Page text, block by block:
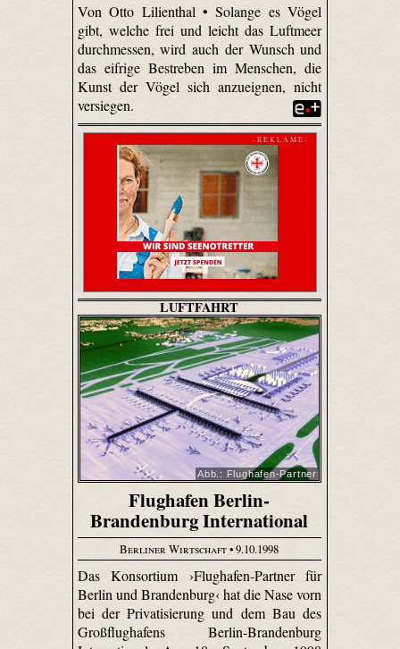
Von Otto Lilienthal • Solange es Vögel
gibt, welche frei und leicht das Luftmeer
durchmessen, wird auch der Wunsch und
das eifrige Bestreben im Menschen, die
Kunst der Vögel sich anzueignen, nicht
versiegen.
- R E K L A M E -
LUFTFAHRT
Abb.: Flughafen-Partner
Flughafen Berlin-
Brandenburg International
Berliner Wirtschaft• 9.10.1998
Das Konsortium ›Flughafen-Partner für
Berlin und Brandenburg‹ hat die Nase vorn
bei der Privatisierung und dem Bau des
Großflughafens Berlin-Brandenburg